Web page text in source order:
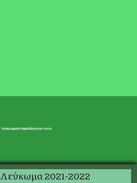
Λευκώματα παρελθόντων ετών
Λεύκωμα 2021-2022